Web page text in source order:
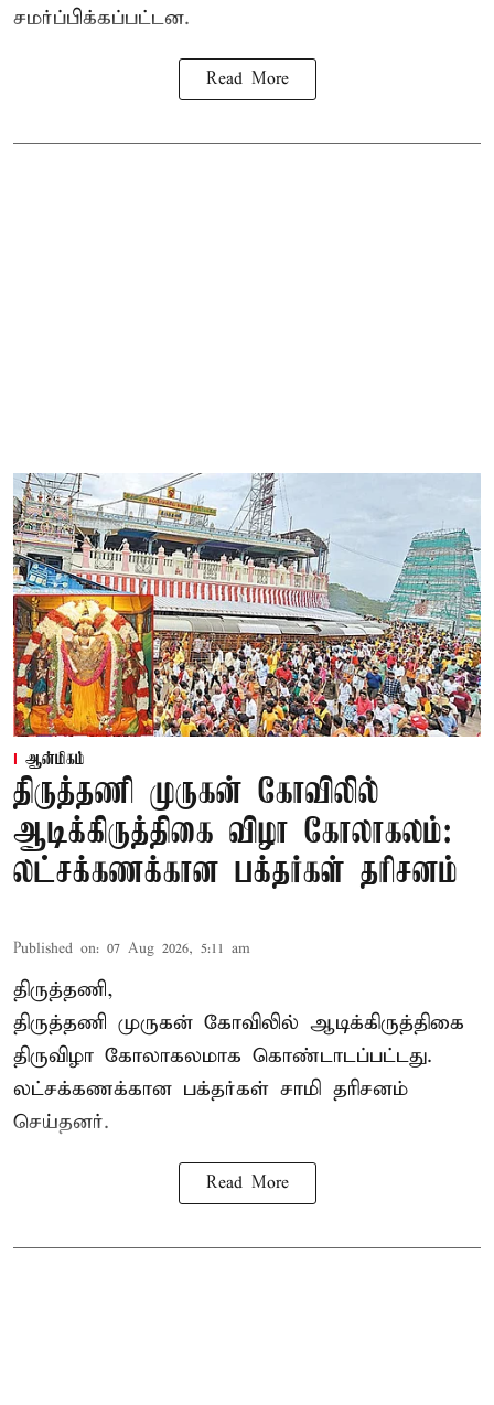
சமர்ப்பிக்கப்பட்டன.
Read More
ஆன்மிகம்
திருத்தணி முருகன் கோவிலில்
ஆடிக்கிருத்திகை விழா கோலாகலம்:
லட்சக்கணக்கான பக்தர்கள் தரிசனம்
Published on: 07 Aug 2026, 5:11 am
திருத்தணி,
திருத்தணி முருகன் கோவிலில் ஆடிக்கிருத்திகை
திருவிழா கோலாகலமாக கொண்டாடப்பட்டது.
லட்சக்கணக்கான பக்தர்கள் சாமி தரிசனம்
செய்தனர்.
Read More